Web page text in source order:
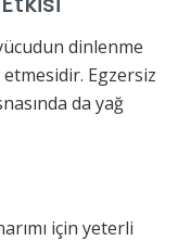
dinlenme
Egzersiz
da yağ
için yeterli